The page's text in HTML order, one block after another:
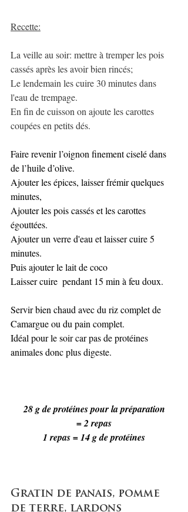
Recette:
La veille au soir: mettre à tremper les pois
cassés après les avoir bien rincés;
Le lendemain les cuire 30 minutes dans
l'eau de trempage.
En fin de cuisson on ajoute les carottes
coupées en petits dés.
Faire revenir l’oignon finement ciselé dans
de l’huile d’olive.
Ajouter les épices, laisser frémir quelques
minutes,
Ajouter les pois cassés et les carottes
égouttées.
Ajouter un verre d'eau et laisser cuire 5
minutes.
Puis ajouter le lait de coco
Laisser cuire  pendant 15 min à feu doux.
Servir bien chaud avec du riz complet de
Camargue ou du pain complet.
Idéal pour le soir car pas de protéines
animales donc plus digeste.
28 g de protéines pour la préparation
= 2 repas
1 repas = 14 g de protéines
Gratin de panais, pomme
de terre, lardons